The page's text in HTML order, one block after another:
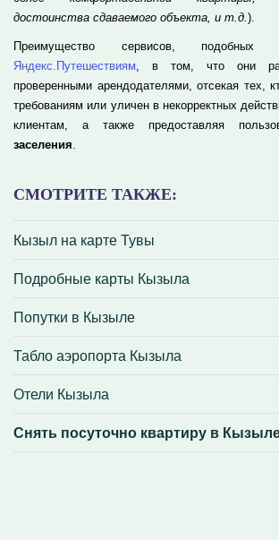
СМОТРИТЕ ТАКЖЕ:
Кызыл на карте Тувы
Подробные карты Кызыла
Попутки в Кызыле
Табло аэропорта Кызыла
Отели Кызыла
Снять посуточно квартиру в
достоинства сдаваемого объекта, и т.д.).
Преимущество сервисов, подобных
Яндекс.Путешествиям, в том, что они
проверенными арендодателями, отсекая тех,
требованиям или уличен в некорректных
клиентам, а также предоставляя
заселения.